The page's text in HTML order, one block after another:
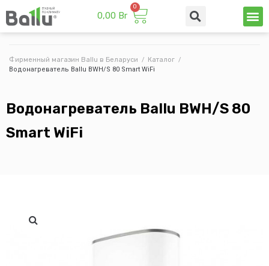
0,00 Br
Фирменный магазин Ballu в Беларуси / Каталог /
Водонагреватель Ballu BWH/S 80 Smart WiFi
Водонагреватель Ballu BWH/S 80
Smart WiFi